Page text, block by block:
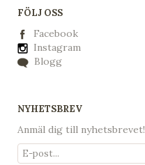
FÖLJ OSS
Facebook
Instagram
Blogg
NYHETSBREV
Anmäl dig till nyhetsbrevet!